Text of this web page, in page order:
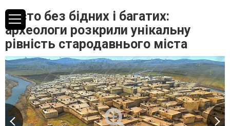
Місто без бідних і багатих:
археологи розкрили унікальну
рівність стародавнього міста